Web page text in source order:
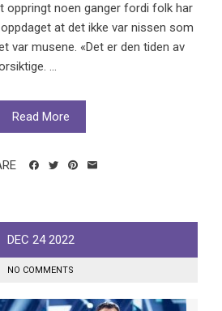
oppringt noen ganger fordi folk har
at det ikke var nissen som
var musene. «Det er den tiden av
...
Read More
DEC 24 2022
NO COMMENTS